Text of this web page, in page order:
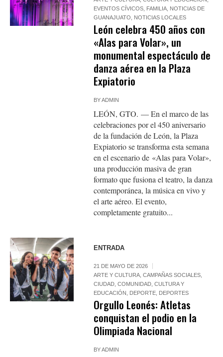
EVENTOS CÍVICOS FAMILIA NOTICIAS DE
GUANAJUATO
NOTICIAS LOCALES
León celebra 450 años con
«Alas para Volar», un
monumental espectáculo de
danza aérea en la Plaza
Expiatorio
BYADMIN
LEÓN, GTO. — En el marco de las
celebraciones por el 450 aniversario
de la fundación de León, la Plaza
Expiatorio se transforma esta semana
en el escenario de «Alas para Volar»,
una producción masiva de gran
formato que fusiona el teatro, la danza
contemporánea, la música en vivo y
el arte aéreo. El evento,
completamente gratuito...
ENTRADA
21 DE MAYO DE 2026
ARTE Y CULTURA ,CAMPAÑAS SOCIALES
CIUDAD ,COMUNIDAD ,CULTURA Y
EDUCACIÓN
DEPORTE DEPORTES
Orgullo Leonés: Atletas
conquistan el podio en la
Olimpiada Nacional
BYADMIN